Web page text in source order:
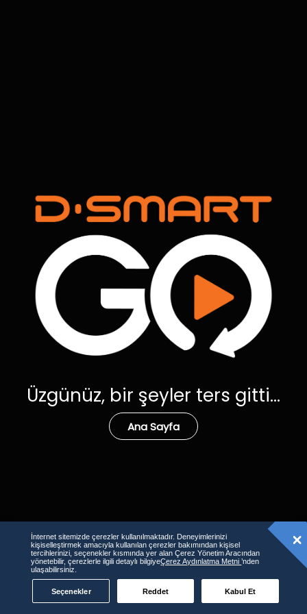
Üzgünüz, bir şeyler ters gitti...
Ana Sayfa
İnternet sitemizde çerezler kullanılmaktadır. Deneyimlerinizi
kişiselleştirmek amacıyla kullanılan çerezler bakımından kişisel
tercihlerinizi, seçenekler kısmında yer alan Çerez Yönetim Aracından
yönetebilir, çerezlerle ilgili detaylı bilgiyeÇerez Aydınlatma Metni’nden
ulaşabilirsiniz.
Seçenekler Reddet Kabul Et